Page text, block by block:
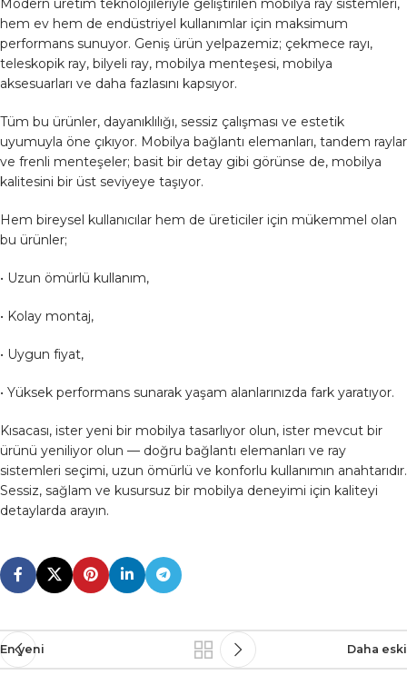
Modern üretim teknolojileriyle geliştirilen mobilya ray sistemleri,
hem ev hem de endüstriyel kullanımlar için maksimum
performans sunuyor. Geniş ürün yelpazemiz; çekmece rayı,
teleskopik ray, bilyeli ray, mobilya menteşesi, mobilya
aksesuarları ve daha fazlasını kapsıyor.
Tüm bu ürünler, dayanıklılığı, sessiz çalışması ve estetik
uyumuyla öne çıkıyor. Mobilya bağlantı elemanları, tandem raylar
ve frenli menteşeler; basit bir detay gibi görünse de, mobilya
kalitesini bir üst seviyeye taşıyor.
Hem bireysel kullanıcılar hem de üreticiler için mükemmel olan
bu ürünler;
• Uzun ömürlü kullanım,
• Kolay montaj,
• Uygun fiyat,
• Yüksek performans sunarak yaşam alanlarınızda fark yaratıyor.
Kısacası, ister yeni bir mobilya tasarlıyor olun, ister mevcut bir
ürünü yeniliyor olun — doğru bağlantı elemanları ve ray
sistemleri seçimi, uzun ömürlü ve konforlu kullanımın anahtarıdır.
Sessiz, sağlam ve kusursuz bir mobilya deneyimi için kaliteyi
detaylarda arayın.
En yeni Daha eski